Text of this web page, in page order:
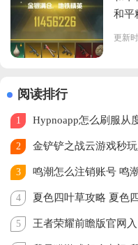
和平
更新
阅读排行
1 Hypnoapp怎么刷服从
2 金铲铲之战云游戏秒
3 鸣潮怎么注销账号 鸣
4 夏色四叶草攻略 夏色
5 王者荣耀前瞻版官网